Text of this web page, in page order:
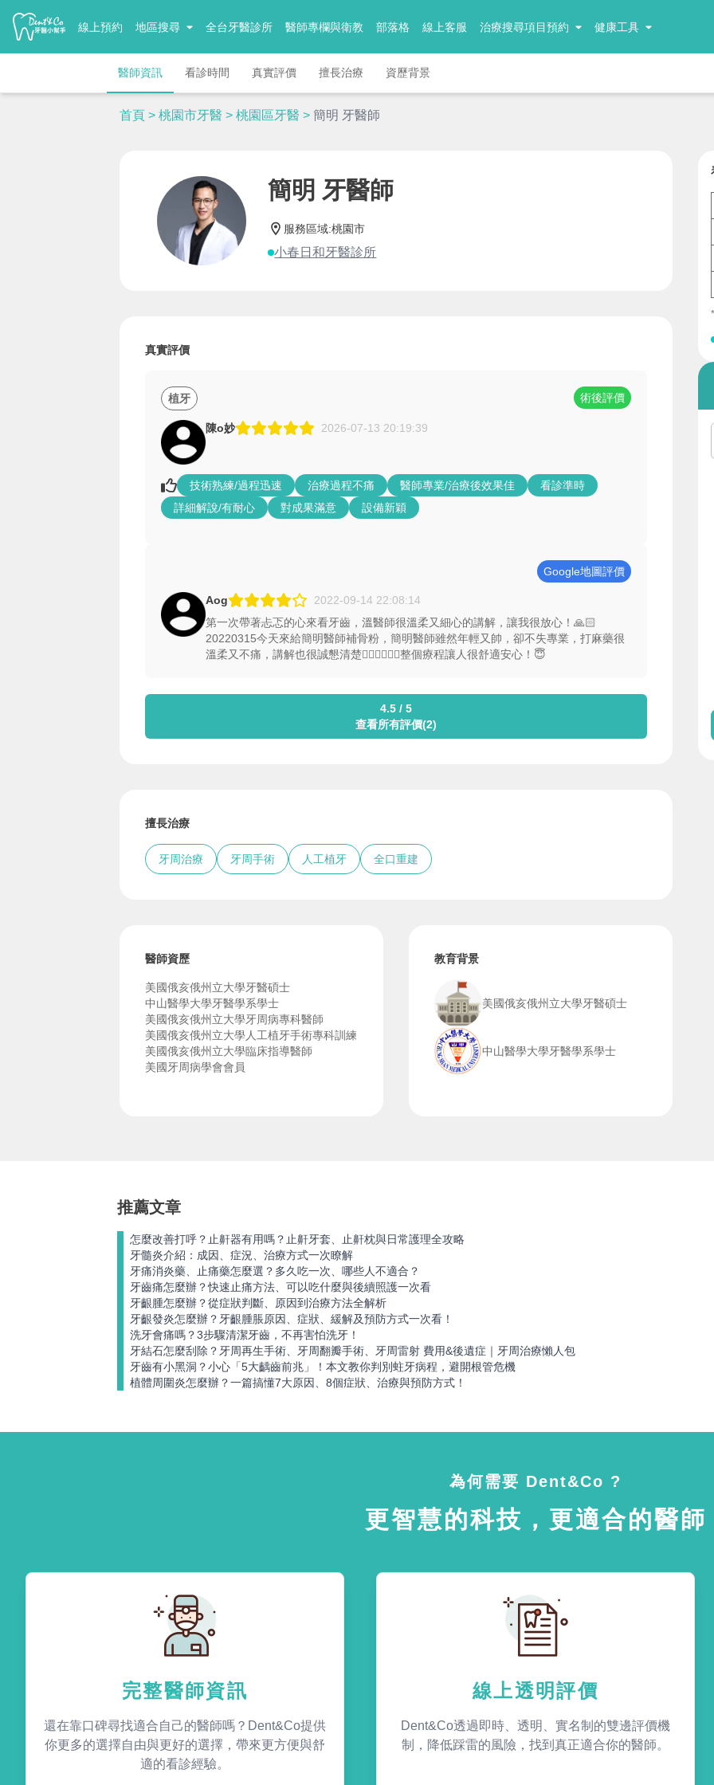
線上預約 地區搜尋 全台牙醫診所 醫師專欄與衛教 部落格 線上客服 治療搜尋項目預約 健康工具
醫師資訊 看診時間 真實評價 擅長治療 資歷背景
首頁 > 桃園市牙醫 > 桃園區牙醫 > 簡明 牙醫師
簡明 牙醫師
服務區域:桃園市
小春日和牙醫診所
真實評價
植牙 術後評價
陳o妙 2026-07-13 20:19:39
技術熟練/過程迅速 治療過程不痛 醫師專業/治療後效果佳
看診準時
詳細解說/有耐心
對成果滿意 設備新穎
Google地圖評價
Aog
2022-09-14 22:08:14
第一次帶著忐忑的心來看牙齒，溫醫師很溫柔又細心的講解，讓我很放心！🙏🏻
20220315今天來給簡明醫師補骨粉，簡明醫師雖然年輕又帥，卻不失專業，打麻藥很
溫柔又不痛，講解也很誠懇清楚👍🏻👍🏻👍🏻整個療程讓人很舒適安心！😇
4.5 / 5
查看所有評價(2)
擅長治療
牙周治療 牙周手術 人工植牙 全口重建
醫師資歷
美國俄亥俄州立大學牙醫碩士
中山醫學大學牙醫學系學士
美國俄亥俄州立大學牙周病專科醫師
美國俄亥俄州立大學人工植牙手術專科訓練
美國俄亥俄州立大學臨床指導醫師
美國牙周病學會會員
教育背景
美國俄亥俄州立大學牙醫碩士
中山醫學大學牙醫學系學士
推薦文章
怎麼改善打呼？止鼾器有用嗎？止鼾牙套、止鼾枕與日常護理全攻略
牙髓炎介紹：成因、症況、治療方式一次瞭解
牙痛消炎藥、止痛藥怎麼選？多久吃一次、哪些人不適合？
牙齒痛怎麼辦？快速止痛方法、可以吃什麼與後續照護一次看
牙齦腫怎麼辦？從症狀判斷、原因到治療方法全解析
牙齦發炎怎麼辦？牙齦腫脹原因、症狀、緩解及預防方式一次看！
洗牙會痛嗎？3步驟清潔牙齒，不再害怕洗牙！
牙結石怎麼刮除？牙周再生手術、牙周翻瓣手術、牙周雷射 費用&後遺症｜牙周治療懶人包
牙齒有小黑洞？小心「5大齲齒前兆」！本文教你判別蛀牙病程，避開根管危機
植體周圍炎怎麼辦？一篇搞懂7大原因、8個症狀、治療與預防方式！
為何需要 Dent&Co ?
更智慧的科技，更適合的醫師
完整醫師資訊
還在靠口碑尋找適合自己的醫師嗎？Dent&Co提供
你更多的選擇自由與更好的選擇，帶來更方便與舒
適的看診經驗。
線上透明評價
Dent&Co透過即時、透明、實名制的雙邊評價機
制，降低踩雷的風險，找到真正適合你的醫師。